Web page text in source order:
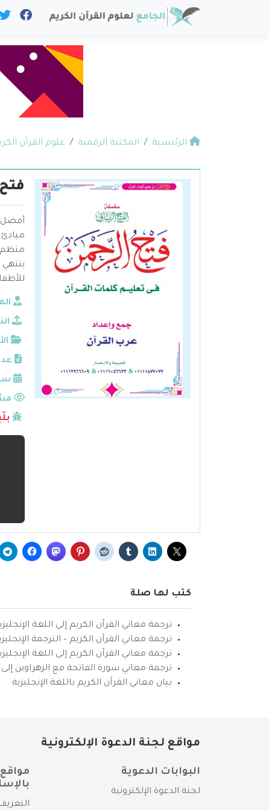
الرئيسية المكتبة الرقمية علوم القرآن
أفضل
منظم
كتب لها صلة
ترجمة معاني القرآن الكريم إلى اللغة
ترجمة معاني القرآن الكريم – الترجمة
ترجمة معاني القرآن الكريم إلى اللغة
ترجمة معاني سورة الفاتحة مع الزهراوين إلى
بيان معاني القرآن الكريم باللغة الإنجليزية
مواقع لجنة الدعوة الإلكترونية
البوابات الدعوية
لجنة الدعوة الإلكترونية